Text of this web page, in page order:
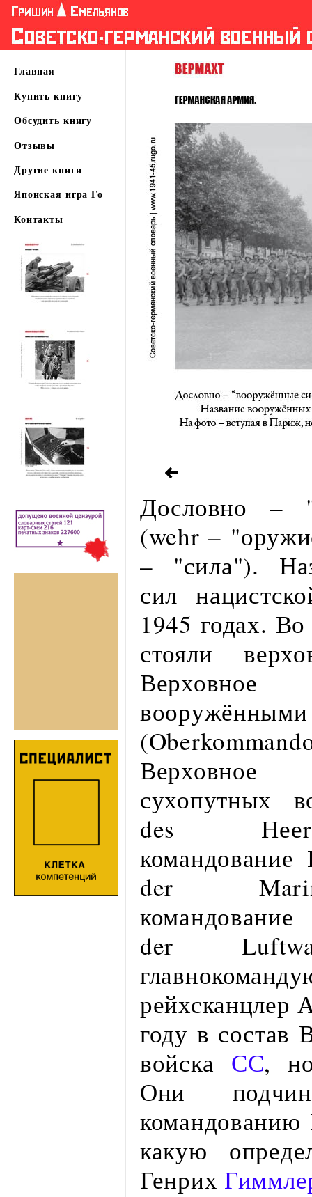
Главная
Купить книгу
Обсудить книгу
Отзывы
Другие книги
Японская игра Го
Контакты
Дословно –
(wehr –
– "сила").
сил
1945 годах.
стояли
сухопутных
des
der
der
рейхсканцлер
году в состав
войска СС,
Они
какую
Генрих